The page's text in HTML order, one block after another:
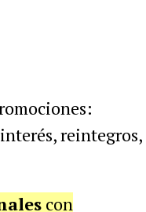
reintegros,
con